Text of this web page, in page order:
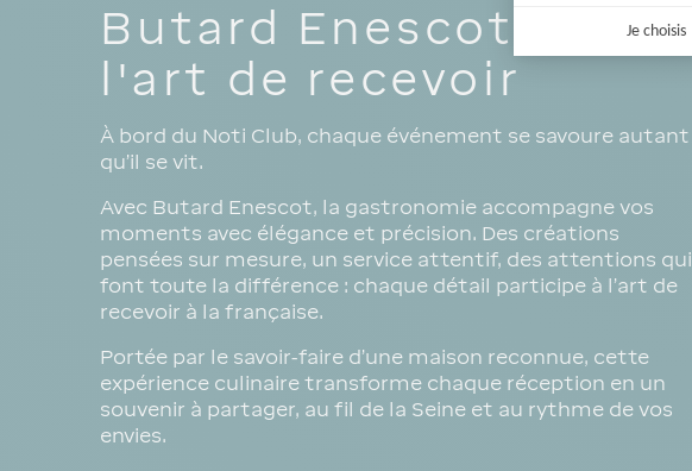
Butard Enescot,
l'art de recevoir
À bord du Noti Club, chaque événement se savoure autant
qu’il se vit.
Avec Butard Enescot, la gastronomie accompagne vos
moments avec élégance et précision. Des créations
pensées sur mesure, un service attentif, des attentions qui
font toute la différence : chaque détail participe à l’art de
recevoir à la française.
Portée par le savoir-faire d’une maison reconnue, cette
expérience culinaire transforme chaque réception en un
souvenir à partager, au fil de la Seine et au rythme de vos
envies.